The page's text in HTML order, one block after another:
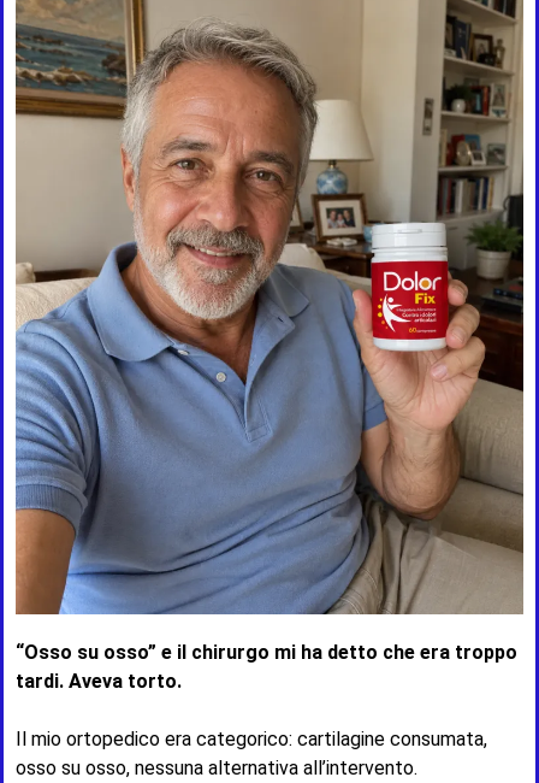
“Osso su osso” e il chirurgo mi ha detto che era troppo
tardi. Aveva torto.
Il mio ortopedico era categorico: cartilagine consumata,
osso su osso, nessuna alternativa all’intervento.